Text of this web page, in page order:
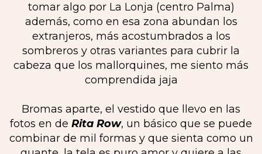
tomar algo por La Lonja (centro Palma)
además, como en esa zona abundan los
extranjeros, más acostumbrados a los
sombreros y otras variantes para cubrir la
cabeza que los mallorquines, me siento más
comprendida jaja
Bromas aparte, el vestido que llevo en las
fotos en de Rita Row, un básico que se puede
combinar de mil formas y que sienta como un